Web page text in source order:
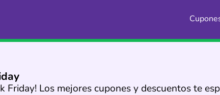
Friday! Los mejores cupones y descuentos te